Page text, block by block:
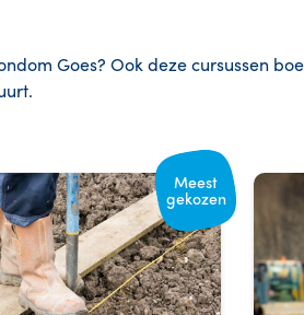
Goes? Ook deze cursussen
Meest
gekozen